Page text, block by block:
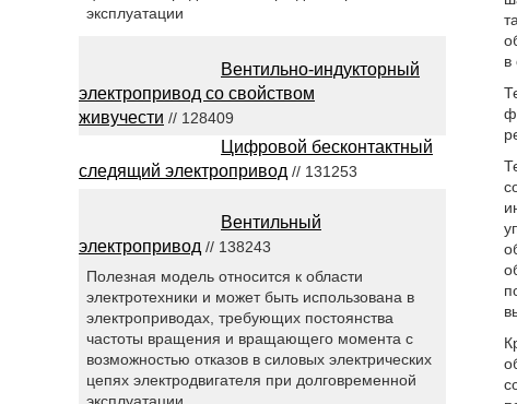
в
эксплуатации
Вентильно-индукторный
электропривод со свойством
живучести // 128409
Цифровой бесконтактный
следящий электропривод // 131253
Вентильный
электропривод // 138243
Полезная модель относится к области
электротехники и может быть использована в
электроприводах, требующих постоянства
частоты вращения и вращающего момента с
возможностью отказов в силовых электрических
цепях электродвигателя при долговременной